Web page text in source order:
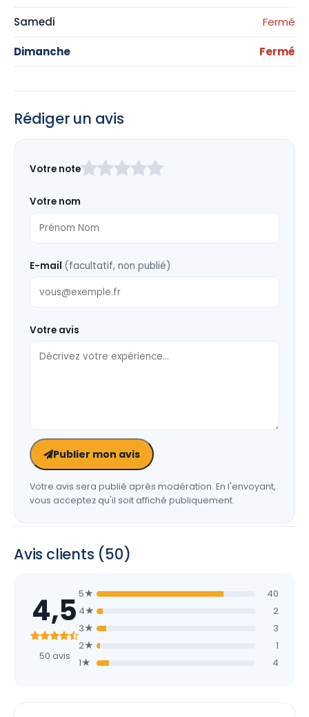
Samedi Fermé
Dimanche Fermé
Rédiger un avis
ce
vide
Votre note
Votre nom
E-mail (facultatif, non publié)
Votre avis
Publier mon avis
Votre avis sera publié après modération. En l'envoyant,
vous acceptez qu'il soit affiché publiquement.
Avis clients (50)
4,5
50 avis
5★
40
4★
2
3★
3
2★
1
1★
4